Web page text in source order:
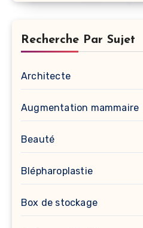
Recherche Par Sujet
Architecte
Augmentation mammaire
Beauté
Blépharoplastie
Box de stockage